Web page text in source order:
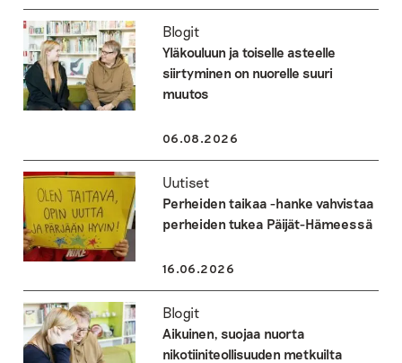
Blogit
Yläkouluun ja toiselle asteelle
siirtyminen on nuorelle suuri
muutos
06.08.2026
Uutiset
Perheiden taikaa -hanke vahvistaa
perheiden tukea Päijät-Hämeessä
16.06.2026
Blogit
Aikuinen, suojaa nuorta
nikotiiniteollisuuden metkuilta